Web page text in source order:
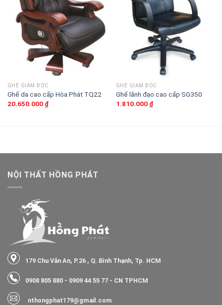
yêu
thích
GHẾ GIÁM ĐỐC
Ghế da cao cấp Hòa Phát TQ22
20.650.000 ₫
thích
GHẾ GIÁM ĐỐC
Ghế lãnh đạo cao cấp SG350
1.810.000 ₫
NỘI THẤT HỒNG PHÁT
179 Chu Văn An, P.26 , Q. Bình Thạnh, Tp. HCM
0908 805 880 - 0909 44 55 77 - CN TPHCM
nthongphat179@gmail.com